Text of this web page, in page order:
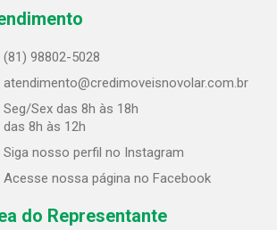
(81) 98802-5028
atendimento@credimoveisnovolar.com.br
Seg/Sex das 8h às 18h
das 8h às 12h
Siga nosso perfil no Instagram
Acesse nossa página no Facebook
do Representante